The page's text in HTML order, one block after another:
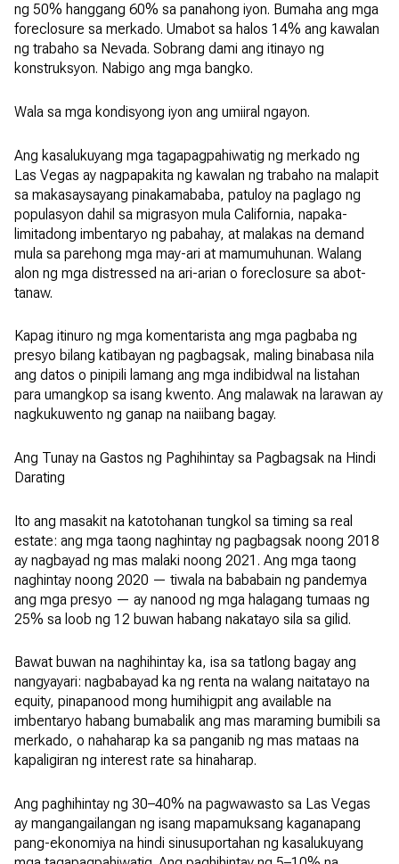
ng 50% hanggang 60% sa panahong iyon. Bumaha ang mga
foreclosure sa merkado. Umabot sa halos 14% ang kawalan
ng trabaho sa Nevada. Sobrang dami ang itinayo ng
konstruksyon. Nabigo ang mga bangko.
Wala sa mga kondisyong iyon ang umiiral ngayon.
Ang kasalukuyang mga tagapagpahiwatig ng merkado ng
Las Vegas ay nagpapakita ng kawalan ng trabaho na malapit
sa makasaysayang pinakamababa, patuloy na paglago ng
populasyon dahil sa migrasyon mula California, napaka-
limitadong imbentaryo ng pabahay, at malakas na demand
mula sa parehong mga may-ari at mamumuhunan. Walang
alon ng mga distressed na ari-arian o foreclosure sa abot-
tanaw.
Kapag itinuro ng mga komentarista ang mga pagbaba ng
presyo bilang katibayan ng pagbagsak, maling binabasa nila
ang datos o pinipili lamang ang mga indibidwal na listahan
para umangkop sa isang kwento. Ang malawak na larawan ay
nagkukuwento ng ganap na naiibang bagay.
Ang Tunay na Gastos ng Paghihintay sa Pagbagsak na Hindi
Darating
Ito ang masakit na katotohanan tungkol sa timing sa real
estate: ang mga taong naghintay ng pagbagsak noong 2018
ay nagbayad ng mas malaki noong 2021. Ang mga taong
naghintay noong 2020 — tiwala na bababain ng pandemya
ang mga presyo — ay nanood ng mga halagang tumaas ng
25% sa loob ng 12 buwan habang nakatayo sila sa gilid.
Bawat buwan na naghihintay ka, isa sa tatlong bagay ang
nangyayari: nagbabayad ka ng renta na walang naitatayo na
equity, pinapanood mong humihigpit ang available na
imbentaryo habang bumabalik ang mas maraming bumibili sa
merkado, o nahaharap ka sa panganib ng mas mataas na
kapaligiran ng interest rate sa hinaharap.
Ang paghihintay ng 30–40% na pagwawasto sa Las Vegas
ay mangangailangan ng isang mapamuksang kaganapang
pang-ekonomiya na hindi sinusuportahan ng kasalukuyang